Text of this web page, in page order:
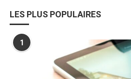
LES PLUS POPULAIRES
1